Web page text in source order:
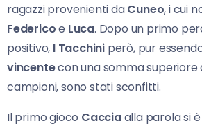
ragazzi provenienti daCuneo, i cui
Federicoe Luca. Dopo un primo
positivo, I Tacchini però, pur
vincentecon una somma superiore
campioni, sono stati sconfitti.
Il primo gioco Cacciaalla parola si